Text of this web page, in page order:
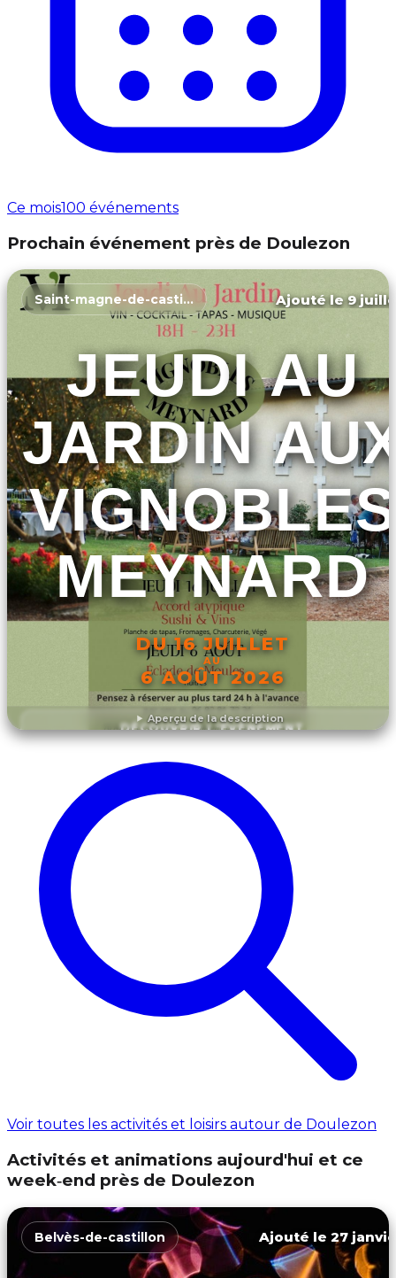
Ce mois100 événements
Prochain événement près de Doulezon
Aperçu de la description
Saint-magne-de-castillon Ajouté le 9
JEUDI AU
JARDIN
VIGNOBLES
MEYNARD
DU 16 JUILLET
AU
6 AOÛT 2026
DÉCOUVRIR L'ÉVÉNEMENT
Voir toutes les activités et loisirs autour de Doulezon
Activités et animations aujourd'hui et ce
week‑end près de Doulezon
Belvès-de-castillon Ajouté le 27